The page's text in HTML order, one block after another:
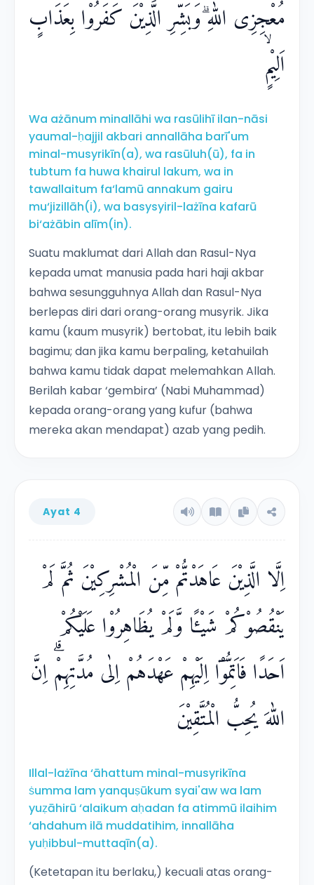
مُعْجِزِى اللّٰهِ ۗوَبَشِّرِ الَّذِيْنَ كَفَرُوْا بِعَذَابٍ
اَلِيْمٍۙ
Wa ażānum minallāhi wa rasūlihī ilan-nāsi
yaumal-ḥajjil akbari annallāha barī'um
minal-musyrikīn(a), wa rasūluh(ū), fa in
tubtum fa huwa khairul lakum, wa in
tawallaitum fa‘lamū annakum gairu
mu‘jizillāh(i), wa basysyiril-lażīna kafarū
bi‘ażābin alīm(in).
Suatu maklumat dari Allah dan Rasul-Nya
kepada umat manusia pada hari haji akbar
bahwa sesungguhnya Allah dan Rasul-Nya
berlepas diri dari orang-orang musyrik. Jika
kamu (kaum musyrik) bertobat, itu lebih baik
bagimu; dan jika kamu berpaling, ketahuilah
bahwa kamu tidak dapat melemahkan Allah.
Berilah kabar ‘gembira’ (Nabi Muhammad)
kepada orang-orang yang kufur (bahwa
mereka akan mendapat) azab yang pedih.
Ayat 4
اِلَّا الَّذِيْنَ عَاهَدْتُّمْ مِّنَ الْمُشْرِكِيْنَ ثُمَّ لَمْ
يَنْقُصُوْكُمْ شَيْـًٔا وَّلَمْ يُظَاهِرُوْا عَلَيْكُمْ
اَحَدًا فَاَتِمُّوْٓا اِلَيْهِمْ عَهْدَهُمْ اِلٰى مُدَّتِهِمْۗ اِنَّ
اللّٰهَ يُحِبُّ الْمُتَّقِيْنَ
Illal-lażīna ‘āhattum minal-musyrikīna
ṡumma lam yanquṣūkum syai'aw wa lam
yuẓāhirū ‘alaikum aḥadan fa atimmū ilaihim
‘ahdahum ilā muddatihim, innallāha
yuḥibbul-muttaqīn(a).
(Ketetapan itu berlaku,) kecuali atas orang-